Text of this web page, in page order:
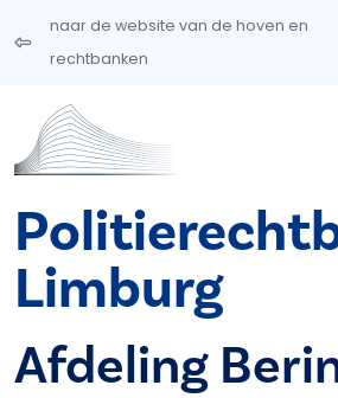
Overslaan en naar de inhoud gaan
naar de website van de hoven en
rechtbanken
Limburg
Afdeling